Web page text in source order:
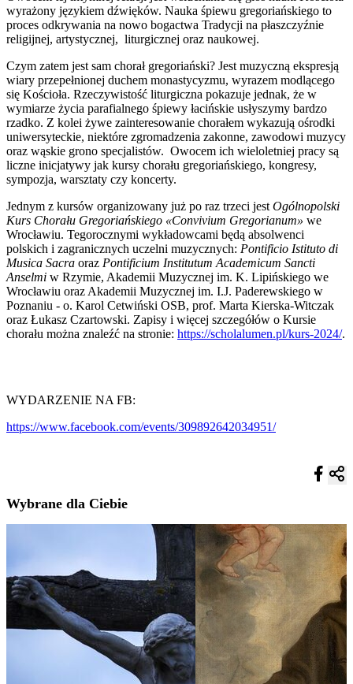
wyrażony językiem dźwięków. Nauka śpiewu gregoriańskiego to
proces odkrywania na nowo bogactwa Tradycji na płaszczyźnie
religijnej, artystycznej, liturgicznej oraz naukowej.
Czym zatem jest sam chorał gregoriański? Jest muzyczną ekspresją
wiary przepełnionej duchem monastycyzmu, wyrazem modlącego
się Kościoła. Rzeczywistość liturgiczna pokazuje jednak, że w
wymiarze życia parafialnego śpiewy łacińskie usłyszymy bardzo
rzadko. Z kolei żywe zainteresowanie chorałem wykazują ośrodki
uniwersyteckie, niektóre zgromadzenia zakonne, zawodowi muzycy
oraz wąskie grono specjalistów. Owocem ich wieloletniej pracy są
liczne inicjatywy jak kursy chorału gregoriańskiego, kongresy,
sympozja, warsztaty czy koncerty.
Jednym z kursów organizowany już po raz trzeci jest Ogólnopolski
Kurs Chorału Gregoriańskiego «Convivium Gregorianum» we
Wrocławiu. Tegorocznymi wykładowcami będą absolwenci
polskich i zagranicznych uczelni muzycznych: Pontificio Istituto di
Musica Sacra oraz Pontificium Institutum Academicum Sancti
Anselmi w Rzymie, Akademii Muzycznej im. K. Lipińskiego we
Wrocławiu oraz Akademii Muzycznej im. I.J. Paderewskiego w
Poznaniu - o. Karol Cetwiński OSB, prof. Marta Kierska-Witczak
oraz Łukasz Czartowski. Zapisy i więcej szczegółów o Kursie
chorału można znaleźć na stronie: https://scholalumen.pl/kurs-2024/.
WYDARZENIE NA FB:
https://www.facebook.com/events/309892642034951/
Wybrane dla Ciebie